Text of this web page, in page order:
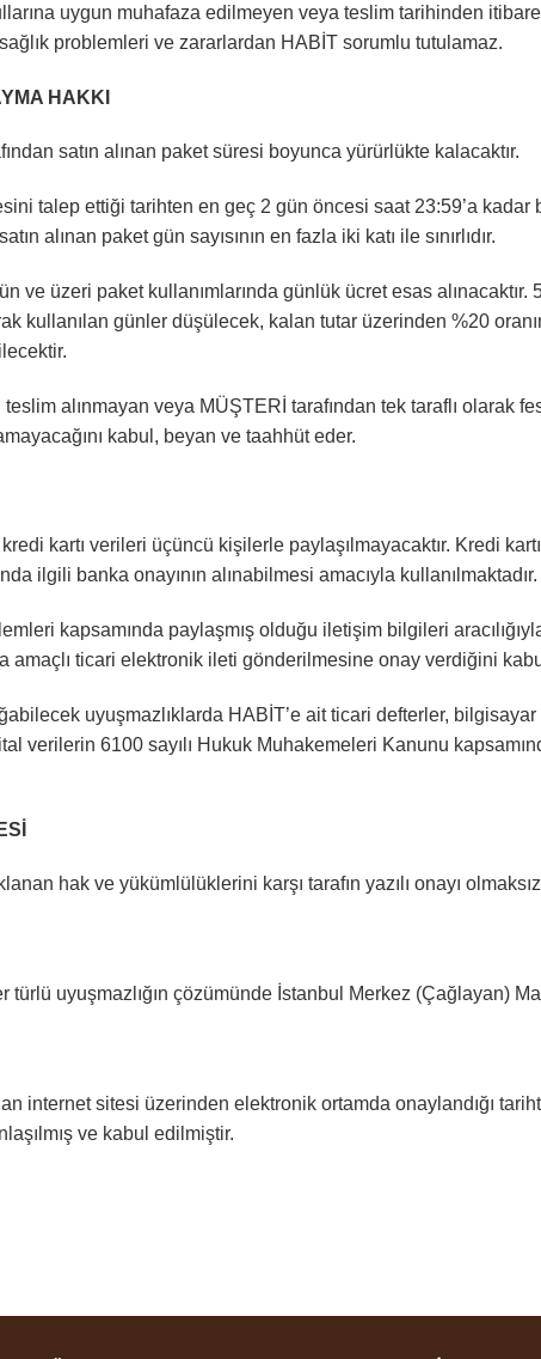
uygun muhafaza edilmeyen veya teslim tarihinden
problemleri ve zararlardan HABİT sorumlu tutulamaz.
HAKKI
satın alınan paket süresi boyunca yürürlükte kalacaktır.
talep ettiği tarihten en geç 2 gün öncesi saat 23:59’a kadar
alınan paket gün sayısının en fazla iki katı ile sınırlıdır.
ve üzeri paket kullanımlarında günlük ücret esas
kullanılan günler düşülecek, kalan tutar üzerinden %20
alınmayan veya MÜŞTERİ tarafından tek taraflı olarak
kabul, beyan ve taahhüt eder.
kartı verileri üçüncü kişilerle paylaşılmayacaktır. Kredi
ilgili banka onayının alınabilmesi amacıyla kullanılmaktadır.
kapsamında paylaşmış olduğu iletişim bilgileri
amaçlı ticari elektronik ileti gönderilmesine onay verdiğini
uyuşmazlıklarda HABİT’e ait ticari defterler, bilgisayar
verilerin 6100 sayılı Hukuk Muhakemeleri Kanunu
hak ve yükümlülüklerini karşı tarafın yazılı onayı
türlü uyuşmazlığın çözümünde İstanbul Merkez (Çağlayan)
internet sitesi üzerinden elektronik ortamda onaylandığı
ve kabul edilmiştir.